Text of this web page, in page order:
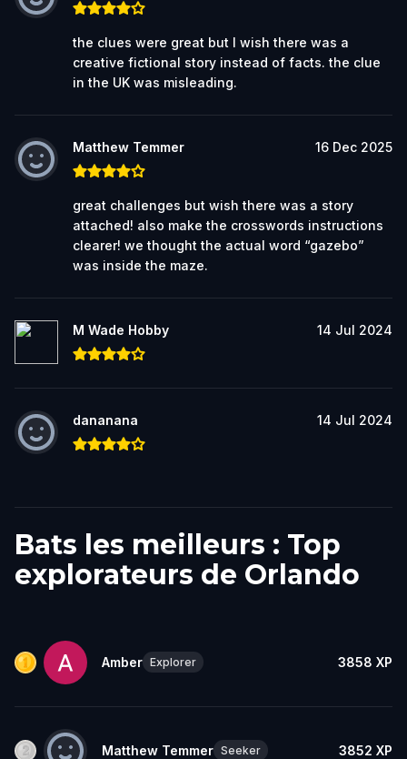
the clues were great but I wish there was a
creative fictional story instead of facts. the clue
in the UK was misleading.
Matthew Temmer 16 Dec 2025
great challenges but wish there was a story
attached! also make the crosswords instructions
clearer! we thought the actual word “gazebo”
was inside the maze.
M Wade Hobby 14 Jul 2024
dananana 14 Jul 2024
Bats les meilleurs : Top
explorateurs de Orlando
Amber Explorer 3858 XP
Matthew Temmer Seeker 3852 XP